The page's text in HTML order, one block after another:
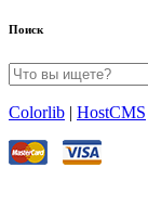
Поиск
Colorlib | HostCMS